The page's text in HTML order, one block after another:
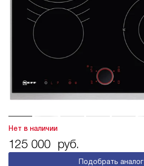
Нет в наличии
125 000 руб.
Подобрать аналог